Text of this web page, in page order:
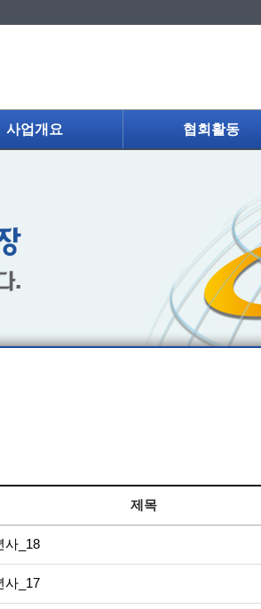
사업개요 협회활동
제목
사_18
사_17